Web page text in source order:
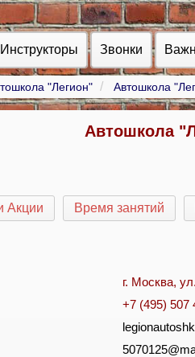
Инструкторы Звонки
"Легион" Автошкола
Автошкола
Акции Время занятий
г. Москва,
+7 (495) 507